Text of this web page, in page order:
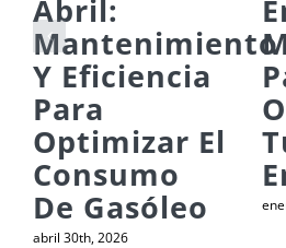
Abril:
Mantenimiento
Y Eficiencia
Para
Optimizar El
Consumo
De Gasóleo
abril 30th, 2026